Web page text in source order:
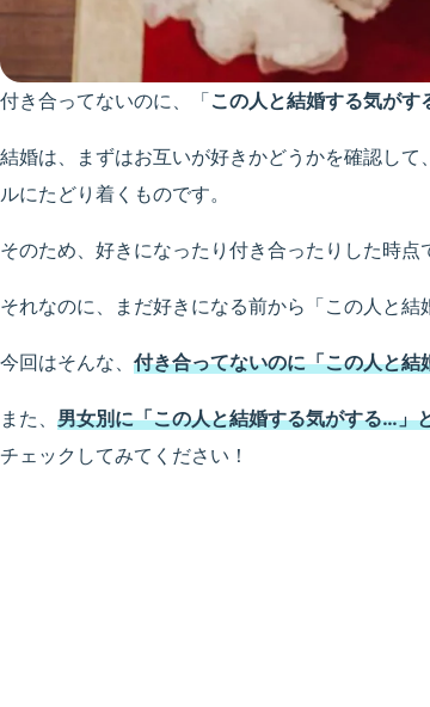
付き合ってないのに、「この人と結婚する気がす
結婚は、まずはお互いが好きかどうかを確認し
ルにたどり着くものです。
そのため、好きになったり付き合ったりした時点
それなのに、まだ好きになる前から「この人と
今回はそんな、 付き合ってないのに「この人と
また、 男女別に「この人と結婚する気がする…」
チェックしてみてください！